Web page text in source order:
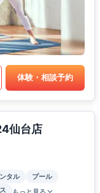
体験・相談予約
仙台店
タル
プール